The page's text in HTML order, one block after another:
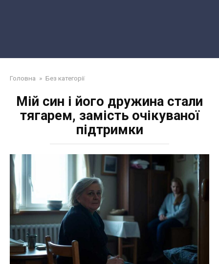
Головна » Без категорії
Мій син і його дружина стали
тягарем, замість очікуваної
підтримки